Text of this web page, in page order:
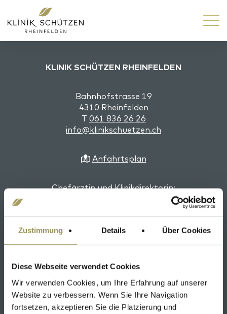
Zustimmung Details Über Cookies
Diese Webseite verwendet Cookies
Wir verwenden Cookies, um Ihre Erfahrung auf unserer
Website zu verbessern. Wenn Sie Ihre Navigation
fortsetzen, akzeptieren Sie die Platzierung und
KLINIK SCHÜTZEN RHEINFELDEN
Bahnhofstrasse 19
4310 Rheinfelden
T 061 836 26 26
info@klinikschuetzen.ch
Anfahrtsplan
Chefärztin und Klinikdirektorin:
Dr. med. Katharina Gessler, EMBA, Fachärztin
Psychiatrie und Psychotherapie FMH, Fachärztin